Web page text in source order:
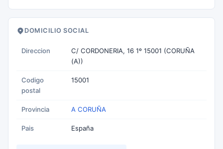
DOMICILIO SOCIAL
Direccion
C/ CORDONERIA, 16 1º 15001 (CORUÑA
(A))
Codigo
postal
15001
Provincia A CORUÑA
Pais España